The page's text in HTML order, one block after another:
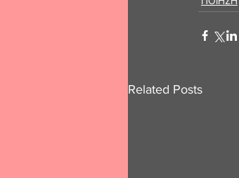
Related Posts